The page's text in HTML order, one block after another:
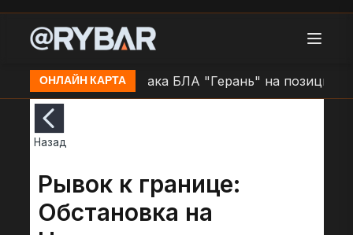
ОНЛАЙН КАРТА
н.п. Очаков Атака БЛА "Герань" на позиции ВСУ
Назад
Рывок к границе:
Обстановка на